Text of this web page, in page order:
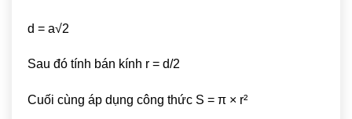
d = a√2
Sau đó tính bán kính r = d/2
Cuối cùng áp dụng công thức S = π × r²